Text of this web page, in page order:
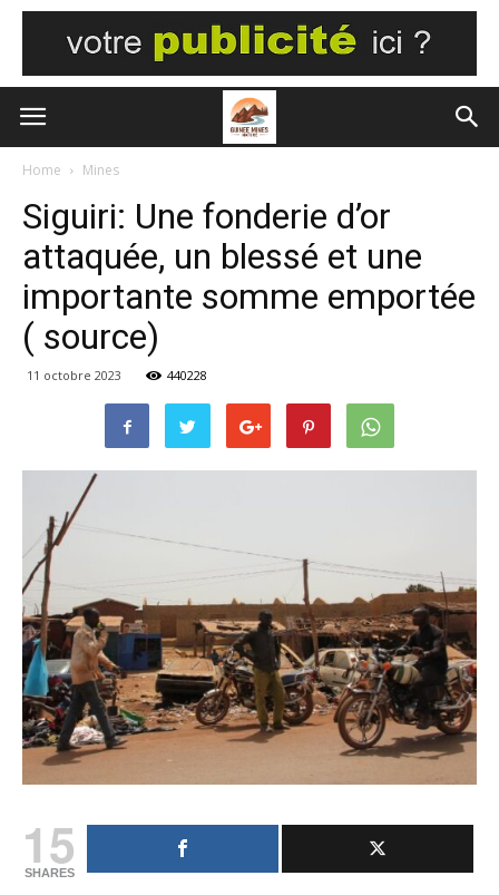
Home Mines
Siguiri: Une fonderie d’or
attaquée, un blessé et une
importante somme emportée
( source)
11 octobre 2023 440228
15
SHARES